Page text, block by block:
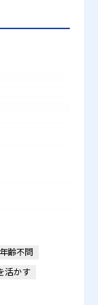
年齢不問
活かす
社